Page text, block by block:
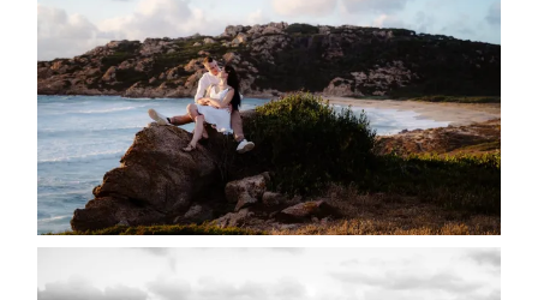
Gallerie
Blog
Contatti
me